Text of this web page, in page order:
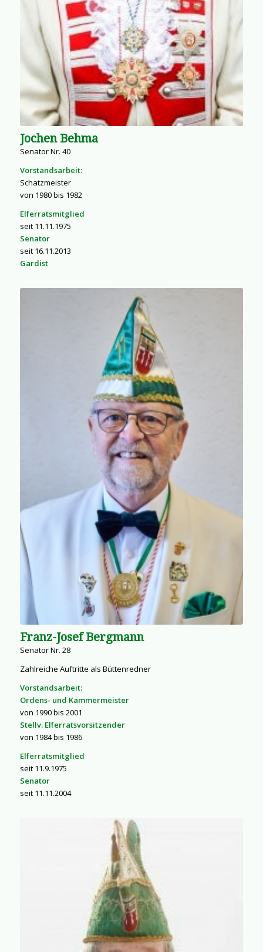
Jochen Behma
Senator Nr. 40
Vorstandsarbeit:
Schatzmeister
von 1980 bis 1982
Elferratsmitglied
seit 11.11.1975
Senator
seit 16.11.2013
Gardist
Franz-Josef Bergmann
Senator Nr. 28
Zahlreiche Auftritte als Büttenredner
Vorstandsarbeit:
Ordens- und Kammermeister
von 1990 bis 2001
Stellv. Elferratsvorsitzender
von 1984 bis 1986
Elferratsmitglied
seit 11.9.1975
Senator
seit 11.11.2004